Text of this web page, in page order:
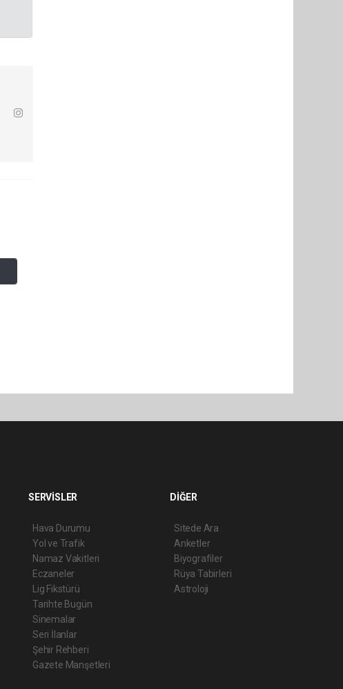
SERVİSLER
Hava Durumu
Yol ve Trafik
Namaz Vakitleri
Eczaneler
Lig Fikstürü
Tarihte Bugün
Sinemalar
Seri İlanlar
Şehir Rehberi
Gazete Manşetleri
DİĞER
Sitede Ara
Anketler
Biyografiler
Rüya Tabirleri
Astroloji